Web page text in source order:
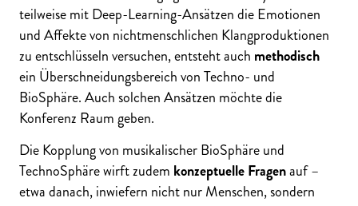
teilweise mit Deep-Learning-Ansätzen die Emotionen
und Affekte von nichtmenschlichen Klangproduktionen
zu entschlüsseln versuchen, entsteht auch methodisch
ein Überschneidungsbereich von Techno- und
BioSphäre. Auch solchen Ansätzen möchte die
Konferenz Raum geben.
Die Kopplung von musikalischer BioSphäre und
TechnoSphäre wirft zudem konzeptuelle Fragenauf –
etwa danach, inwiefern nicht nur Menschen, sondern